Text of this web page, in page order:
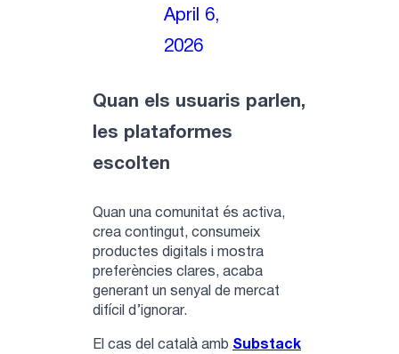
April 6,
2026
Quan els usuaris parlen,
les plataformes
escolten
Quan una comunitat és activa,
crea contingut, consumeix
productes digitals i mostra
preferències clares, acaba
generant un senyal de mercat
difícil d’ignorar.
El cas del català amb Substack